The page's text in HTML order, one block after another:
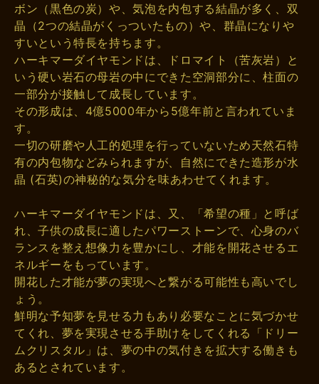
ボン（黒色の炭）や、気泡を内包する結晶が多く、双
晶（2つの結晶がくっついたもの）や、群晶になりや
すいという特長を持ちます。
ハーキマーダイヤモンドは、ドロマイト（苦灰岩）と
いう硬い岩石の母岩の中にできた空洞部分に、柱面の
一部分が接触して成長しています。
その形成は、4億5000年から5億年前と言われていま
す。
一切の研磨や人工的処理を行っていないため天然石特
有の内包物などみられますが、自然にできた造形が水
晶 (石英)の神秘的な気分を味あわせてくれます。
ハーキマーダイヤモンドは、又、「希望の種」と呼ば
れ、子供の成長に適したパワーストーンで、心身のバ
ランスを整え想像力を豊かにし、才能を開花させるエ
ネルギーをもっています。
開花した才能が夢の実現へと繋がる可能性も高いでし
ょう。
鮮明な予知夢を見せる力もあり必要なことに気づかせ
てくれ、夢を実現させる手助けをしてくれる「ドリー
ムクリスタル」は、夢の中の気付きを拡大する働きも
あるとされています。